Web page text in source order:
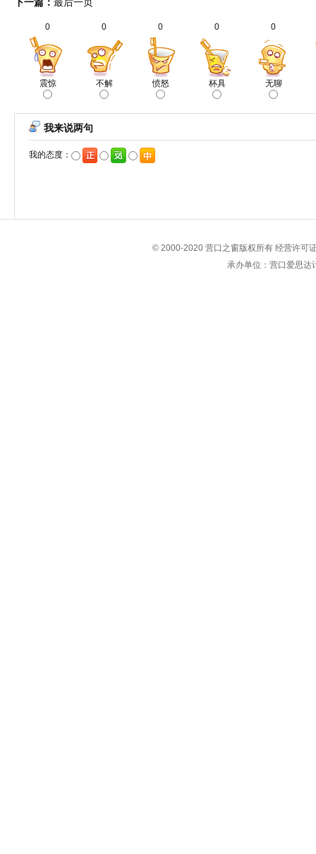
下一篇： 最后一页
0
震惊
0
不解
0
愤怒
0
杯具
0
无聊
© 2000-2020 营口之窗版权所有 经营许可
承办单位：营口爱思达